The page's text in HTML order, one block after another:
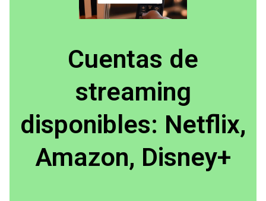
Cuentas de
streaming
disponibles: Netflix,
Amazon, Disney+